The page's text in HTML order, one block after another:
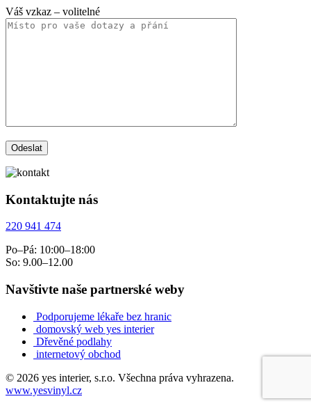
Váš vzkaz – volitelné
Kontaktujte nás
220 941 474
Po–Pá: 10:00–18:00
So: 9.00–12.00
Navštivte naše partnerské weby
Podporujeme lékaře bez hranic
domovský web yes interier
Dřevěné podlahy
internetový obchod
© 2026 yes interier, s.r.o. Všechna práva vyhrazena.
www.yesvinyl.cz